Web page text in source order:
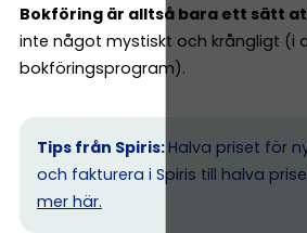
Bokföring är alltså bara ett sätt
inte något mystiskt och krångligt (i
bokföringsprogram).
Tips från Spiris: Halva priset för
och fakturera i Spiris till halva
mer här.